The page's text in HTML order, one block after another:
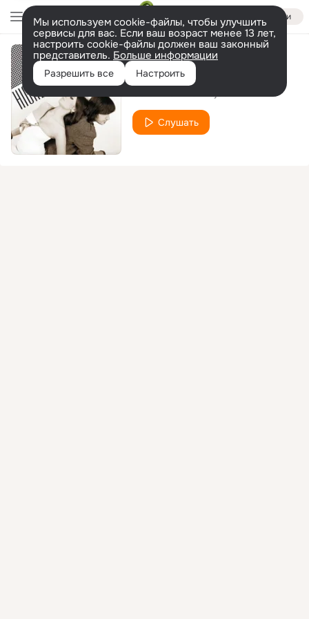
Войти
Мы используем cookie-файлы, чтобы улучшить
сервисы для вас. Если ваш возраст менее 13 лет,
настроить cookie-файлы должен ваш законный
представитель. Больше информации
Разрешить все Настроить
Silence
Слушать